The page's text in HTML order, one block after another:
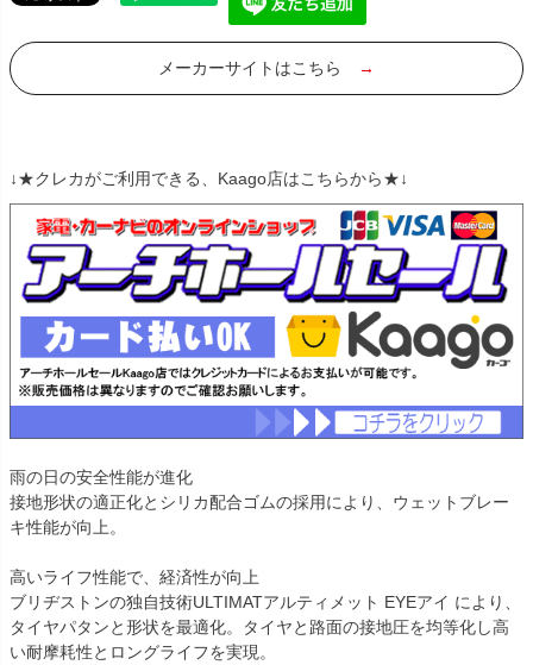
メーカーサイトはこちら →
↓★クレカがご利用できる、Kaago店はこちらから★↓
雨の日の安全性能が進化
接地形状の適正化とシリカ配合ゴムの採用により、ウェットブレー
キ性能が向上。
高いライフ性能で、経済性が向上
ブリヂストンの独自技術ULTIMATアルティメット EYEアイ により、
タイヤパタンと形状を最適化。タイヤと路面の接地圧を均等化し高
い耐摩耗性とロングライフを実現。